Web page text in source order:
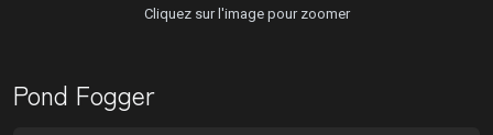
Cliquez sur l'image pour zoomer
Pond Fogger